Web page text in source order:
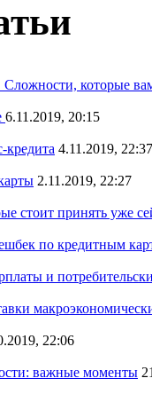
которые
6.11.2019, 20:15
кредита 4.11.2019, 22:37
2.11.2019, 22:27
стоит принять уже
по кредитным
и
22:06
важные моменты